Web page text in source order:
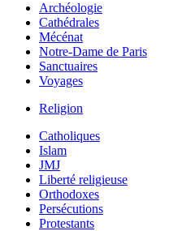
Archéologie
Cathédrales
Mécénat
Notre-Dame de Paris
Sanctuaires
Voyages
Religion
Catholiques
Islam
JMJ
Liberté religieuse
Orthodoxes
Persécutions
Protestants